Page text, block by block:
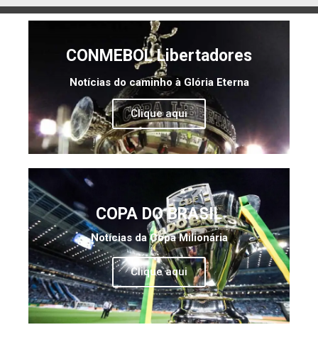
CONMEBOL Libertadores
Notícias do caminho à Glória Eterna
Clique aqui
COPA DO BRASIL
Notícias da Copa Milionária
Clique aqui